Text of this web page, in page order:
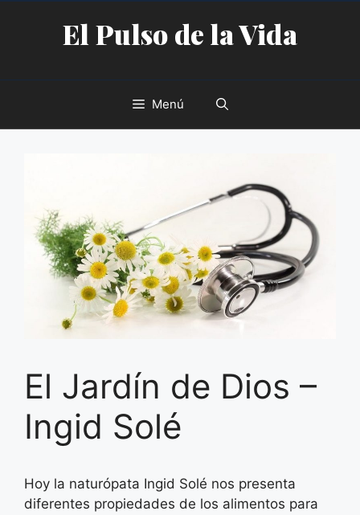
contenidoEl Pulso de la Vida
Menú
El Jardín de Dios –
Ingid Solé
Hoy la naturópata Ingid Solé nos presenta
diferentes propiedades de los alimentos para